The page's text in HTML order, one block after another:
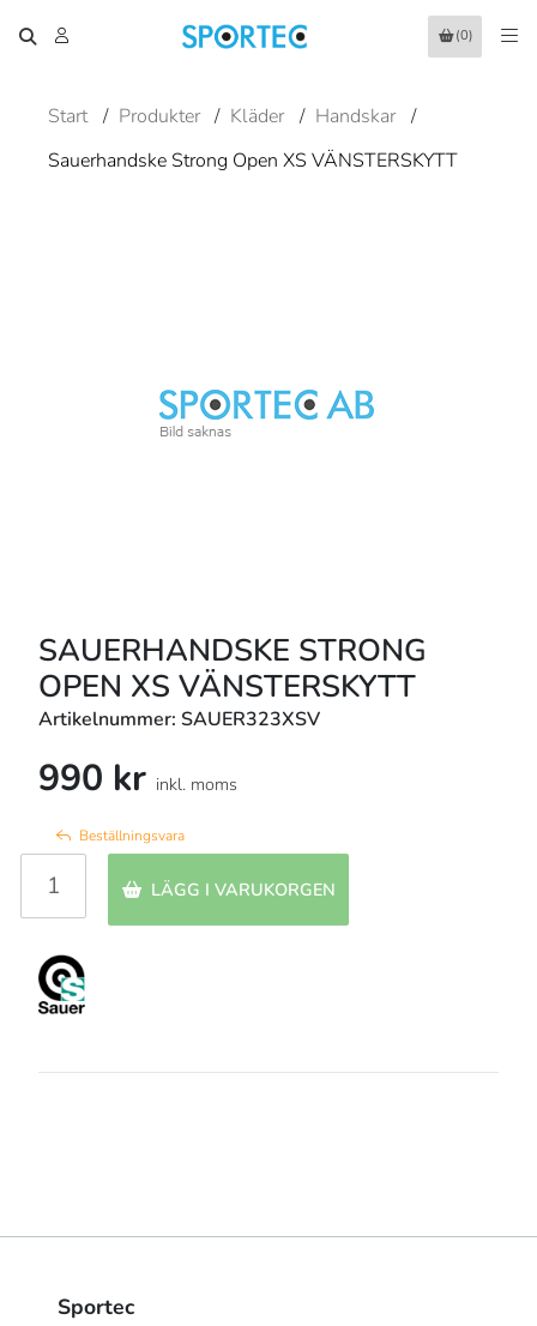
(0)
Start / Produkter / Kläder / Handskar /
Sauerhandske Strong Open XS VÄNSTERSKYTT
SAUERHANDSKE STRONG
OPEN XS VÄNSTERSKYTT
Artikelnummer: SAUER323XSV
990 kr inkl. moms
Beställningsvara
LÄGG I VARUKORGEN
Sportec